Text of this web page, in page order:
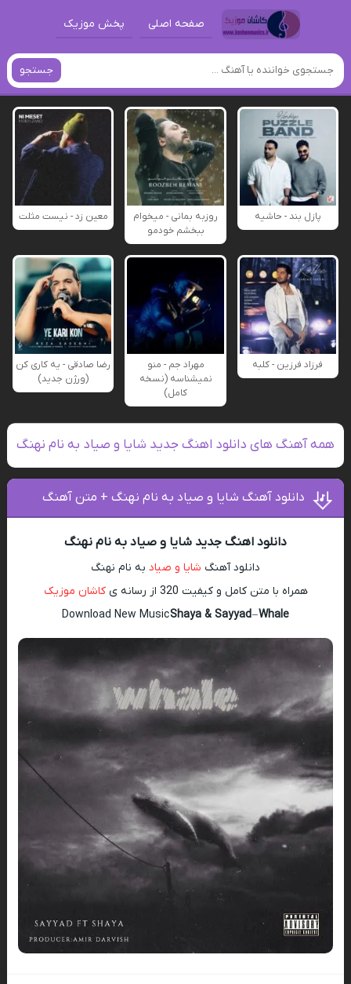
صفحه اصلی پخش موزیک
جستجو
پازل بند - حاشیه
روزبه بمانی - میخوام
ببخشم خودمو
معین زد - نیست مثلت
فرزاد فرزین - کلبه
مهراد جم - منو
نمیشناسه (نسخه
کامل)
رضا صادقی - یه کاری کن
(ورژن جدید)
همه آهنگ های دانلود اهنگ جدید شایا و صیاد به نام نهنگ
دانلود آهنگ شایا و صیاد به نام نهنگ + متن آهنگ
دانلود اهنگ جدید شایا و صیاد به نام نهنگ
دانلود آهنگ شایا و صیاد به نام نهنگ
همراه با متن کامل و کیفیت 320 از رسانه ی
کاشان موزیک
Download New MusicShaya & Sayyad–Whale